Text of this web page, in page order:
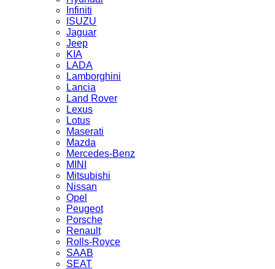
Infiniti
ISUZU
Jaguar
Jeep
KIA
LADA
Lamborghini
Lancia
Land Rover
Lexus
Lotus
Maserati
Mazda
Mercedes-Benz
MINI
Mitsubishi
Nissan
Opel
Peugeot
Porsche
Renault
Rolls-Royce
SAAB
SEAT